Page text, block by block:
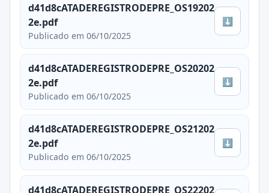
d41d8cATADEREGISTRODEPRE_OS19202
2e.pdf
Publicado em 06/10/2025
⬇
d41d8cATADEREGISTRODEPRE_OS20202
2e.pdf
Publicado em 06/10/2025
⬇
d41d8cATADEREGISTRODEPRE_OS21202
2e.pdf
Publicado em 06/10/2025
⬇
d41d8cATADEREGISTRODEPRE_OS22202